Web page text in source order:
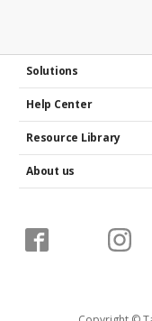
Solutions
Help Center
Resource Library
About us